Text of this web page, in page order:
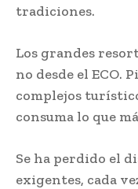
tradiciones.
Los grandes
no desde el ECO.
complejos
consuma lo que
Se ha perdido el
exigentes, cada